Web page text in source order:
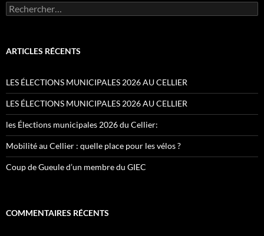
Rechercher :
ARTICLES RÉCENTS
LES ÉLECTIONS MUNICIPALES 2026 AU CELLIER
LES ÉLECTIONS MUNICIPALES 2026 AU CELLIER
les Élections municipales 2026 du Cellier:
Mobilité au Cellier : quelle place pour les vélos ?
Coup de Gueule d’un membre du GIEC
COMMENTAIRES RÉCENTS